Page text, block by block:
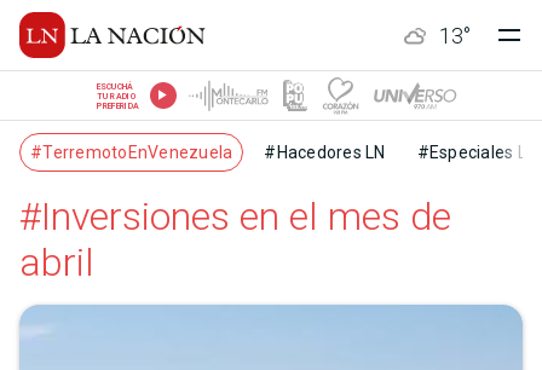
13°
ESCUCHÁ
TU RADIO
PREFERIDA
#TerremotoEnVenezuela #Hacedores LN #Especiales LN
#Inversiones en el mes de
abril